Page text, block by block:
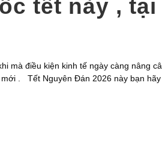
tết này , tại
mà điều kiện kinh tế ngày càng nâng
. Tết Nguyên Đán 2026 này bạn hãy